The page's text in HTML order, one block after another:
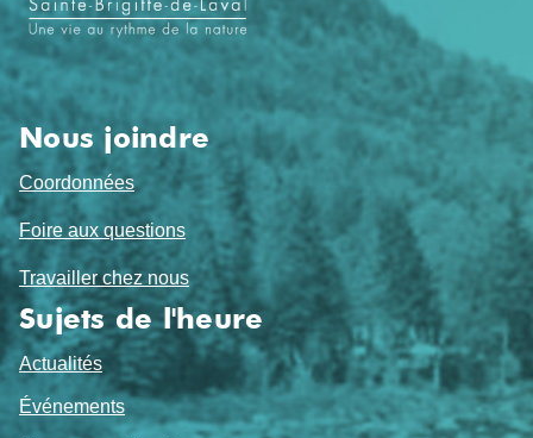
pied
de
page
Nous joindre
Coordonnées
Foire aux questions
Travailler chez nous
Sujets de l'heure
Actualités
Événements